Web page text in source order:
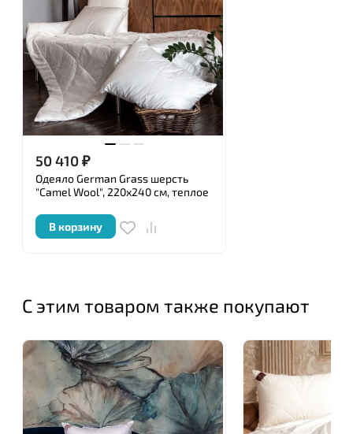
многолетний опыт, превращают изделия в
изысканную роскошь.
Ключевым моментом в создании действительно
роскошных и элегантных постельных
принадлежностей является подбор тканей и
наполнителей, используемых при производстве.
Перед упаковкой каждое изделие ТМ «German
Grass » подвергается тщательной проверке
уполномоченными специалистами, имеющими
печатью.
50 410₽
Одеяло German Grass шерсть
"Camel Wool", 220x240 см, теплое
В корзину
С этим товаром также покупают